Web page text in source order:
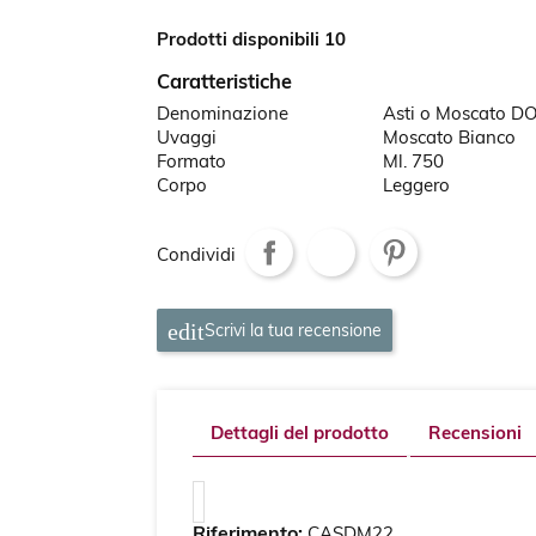
Prodotti disponibili 10
Caratteristiche
Denominazione
Asti o Moscato
Uvaggi
Moscato Bianco
Formato
Ml. 750
Corpo
Leggero
Condividi
Scrivi la tua recensione
Dettagli del prodotto Recensioni